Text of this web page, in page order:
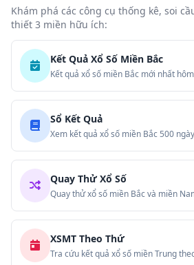
Khám phá các công cụ thống kê, soi
thiết 3 miền hữu ích:
Kết Quả Xổ Số Miền Bắc
Kết quả xổ số miền Bắc mới nhất
Sổ Kết Quả
Xem kết quả xổ số miền Bắc 500
Quay Thử Xổ Số
Quay thử xổ số miền Bắc và miền
XSMT Theo Thứ
Tra cứu kết quả xổ số miền Trung